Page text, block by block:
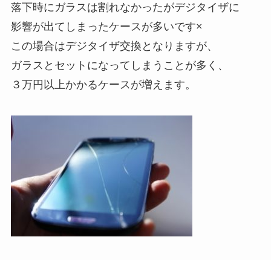
落下時にガラスは割れなかったがデジタイザに
影響が出てしまったケースが多いです×
この場合はデジタイザ交換となりますが、
ガラスとセットになってしまうことが多く、
３万円以上かかるケースが増えます。